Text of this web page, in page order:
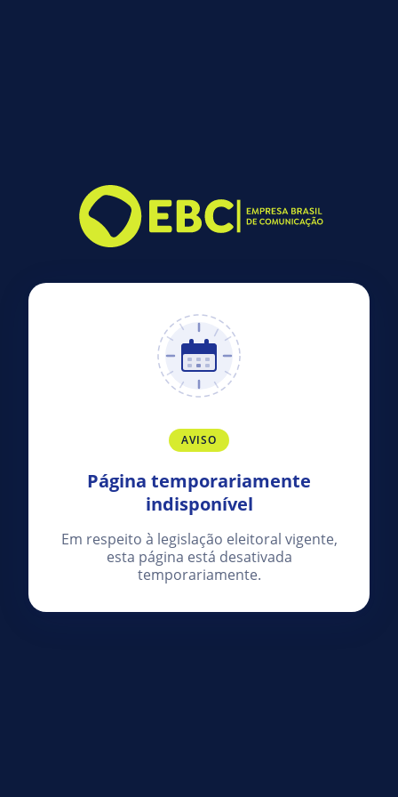
AVISO
Página temporariamente
indisponível
Em respeito à legislação eleitoral vigente,
esta página está desativada
temporariamente.